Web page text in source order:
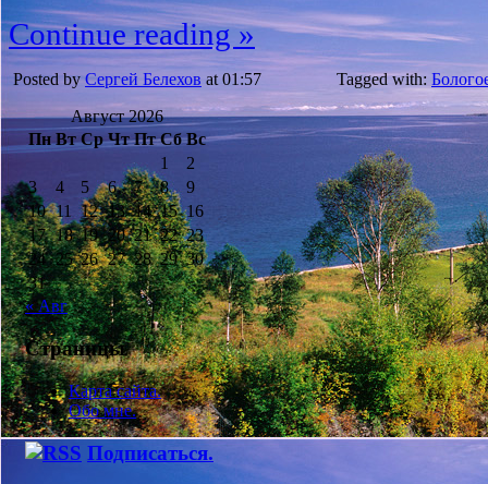
Continue reading »
Posted byСергей Белехов at 01:57 Tagged with:
Август 2026
Пн Вт Ср Чт Пт Сб Вс
1
2
3
4 5 6 7 8
9
10 11 12 13 14 15 16
17 18 19 20 21 22 23
24 25 26 27 28 29 30
31
« Авг
Страницы
Карта сайта.
Обо мне.
Подписаться.